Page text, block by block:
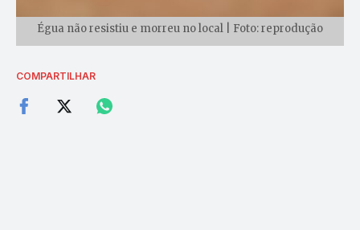
Égua não resistiu e morreu no local | Foto: reprodução
COMPARTILHAR